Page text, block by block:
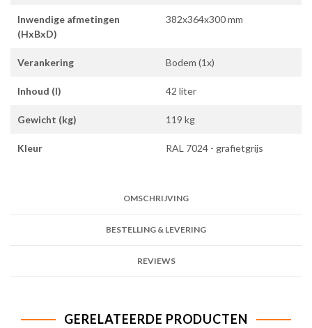
Inwendige afmetingen
(HxBxD)
382x364x300 mm
Verankering Bodem (1x)
Inhoud (l) 42 liter
Gewicht (kg) 119 kg
Kleur RAL 7024 - grafietgrijs
OMSCHRIJVING
BESTELLING & LEVERING
REVIEWS
GERELATEERDE PRODUCTEN